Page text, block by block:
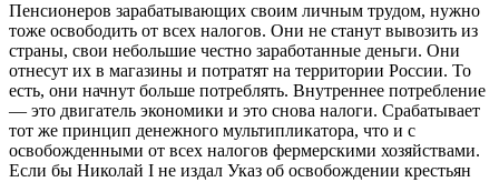
Пенсионеров зарабатывающих своим личным трудом, нужно
тоже освободить от всех налогов. Они не станут вывозить из
страны, свои небольшие честно заработанные деньги. Они
отнесут их в магазины и потратят на территории России. То
есть, они начнут больше потреблять. Внутреннее потребление
— это двигатель экономики и это снова налоги. Срабатывает
тот же принцип денежного мультипликатора, что и с
освобожденными от всех налогов фермерскими хозяйствами.
Если бы Николай I не издал Указ об освобождении крестьян